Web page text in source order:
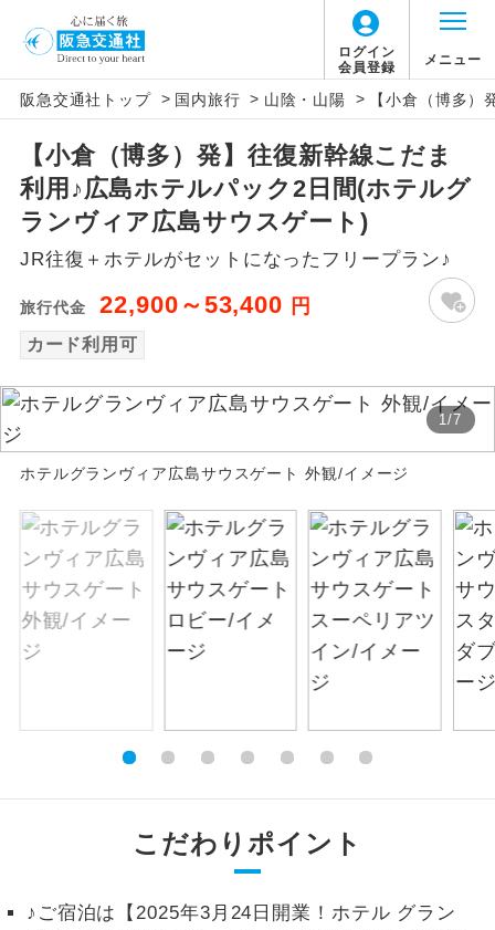
ログイン
会員登録
メニュー
阪急交通社トップ > 国内旅行 > 山陰・山陽 > 【小倉（博多
【小倉（博多）発】往復新幹線こだま
利用♪広島ホテルパック2日間(ホテルグ
ランヴィア広島サウスゲート)
JR往復＋ホテルがセットになったフリープラン♪
旅行代金 22,900～53,400 円
カード利用可
1/7
ホテルグランヴィア広島サウスゲート 外観/イメージ
こだわりポイント
♪ご宿泊は【2025年3月24日開業！ホテル グラン
アイコン 説明
添乗員同行
往路出発空港（駅）から復路到着空港
（駅）まで同行します。
現地添乗員同
行
現地到着空港（駅）から最終日出発空港
（駅）まで添乗員が同行します。
務
バスガイドが乗務し、車内での観光案内
新コース 初登場のコースです。
世界遺産
然遺産を訪ねるコースです。
絶景 絶景スポットに立ち寄るコースです。
温泉 温泉地にも宿泊するコースです。
ご宿泊ホテルに露天風呂が付いていま
大浴場 ご宿泊ホテルに大浴場が付いています。
全食事付き
く）
お部屋にてゆっくりとお召し上がりいた
だけます。